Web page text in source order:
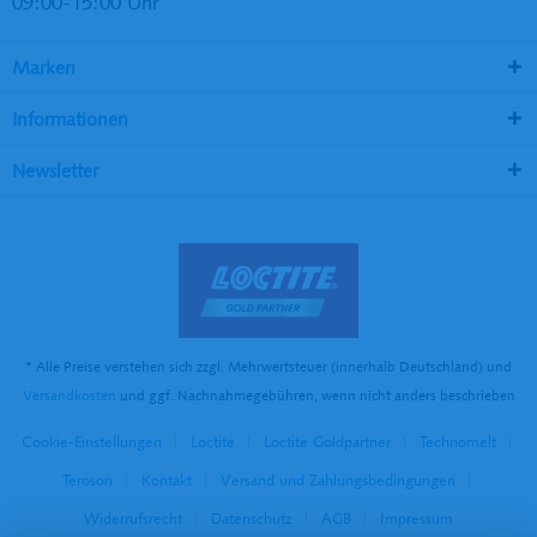
Marken
Informationen
Newsletter
* Alle Preise verstehen sich zzgl. Mehrwertsteuer (innerhalb Deutschland) und
Versandkosten und ggf. Nachnahmegebühren, wenn nicht anders beschrieben
Cookie-Einstellungen Loctite Loctite Goldpartner
Technomelt
Teroson
Kontakt
Versand und Zahlungsbedingungen
Widerrufsrecht
Datenschutz AGB Impressum